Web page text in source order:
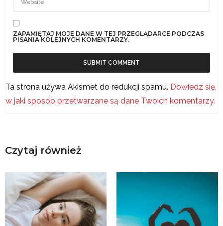
ZAPAMIĘTAJ MOJE DANE W TEJ PRZEGLĄDARCE PODCZAS
PISANIA KOLEJNYCH KOMENTARZY.
Ta strona używa Akismet do redukcji spamu. Dowiedz się,
w jaki sposób przetwarzane są dane Twoich komentarzy.
Czytaj również